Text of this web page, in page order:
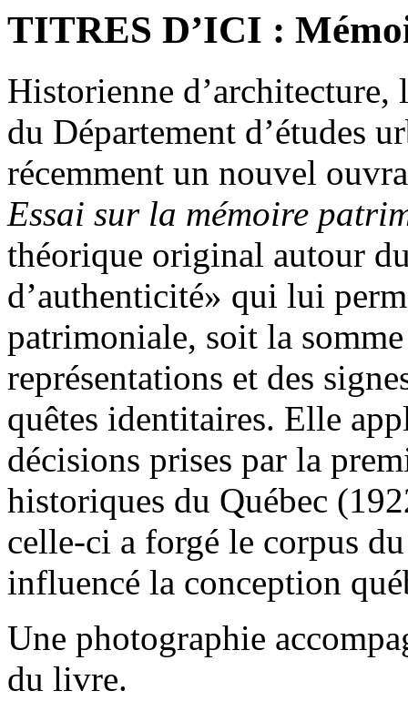
TITRES D’ICI :
Historienne
du Département d’études
récemment un nouvel
Essai sur la mémoire
théorique original autour
d’authenticité» qui lui
patrimoniale, soit la
représentations et des
quêtes identitaires. Elle
décisions prises par la
historiques du Québec
celle-ci a forgé le corpus
influencé la conception
Une photographie
du livre.